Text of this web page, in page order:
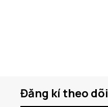
Đăng kí theo dõi